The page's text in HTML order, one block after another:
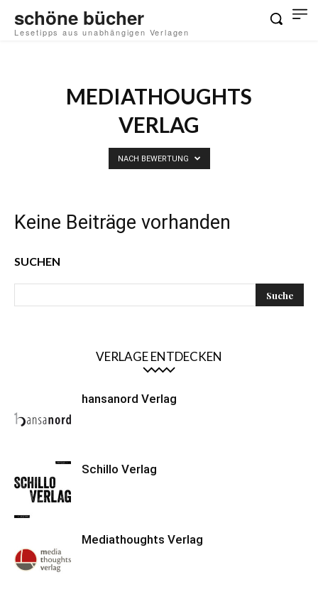
schöne bücher
Lesetipps aus unabhängigen Verlagen
MEDIATHOUGHTS
VERLAG
NACH BEWERTUNG
Keine Beiträge vorhanden
SUCHEN
VERLAGE ENTDECKEN
hansanord Verlag
Schillo Verlag
Mediathoughts Verlag